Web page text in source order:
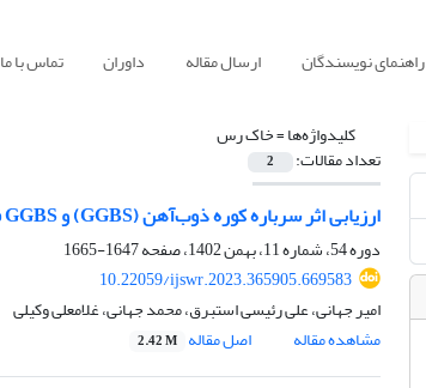
راهنمای نویسندگان ارسال مقاله داوران تماس با ما
کلیدواژه‌ها =خاک رس
تعداد مقالات: 2
ارزیابی اثر سرباره کوره ذوب‌آهن (GGBS) و GGBS فعال‌شده در بهسازی خاک رس CL آلوده به گلیسرول
دوره 54، شماره 11، بهمن 1402، صفحه
1647-1665
10.22059/ijswr.2023.365905.669583
امیر جهانی، علی رئیسی استبرق، محمد جهانی، غلامعلی وکیلی
مشاهده مقاله
اصل مقاله 2.42 M